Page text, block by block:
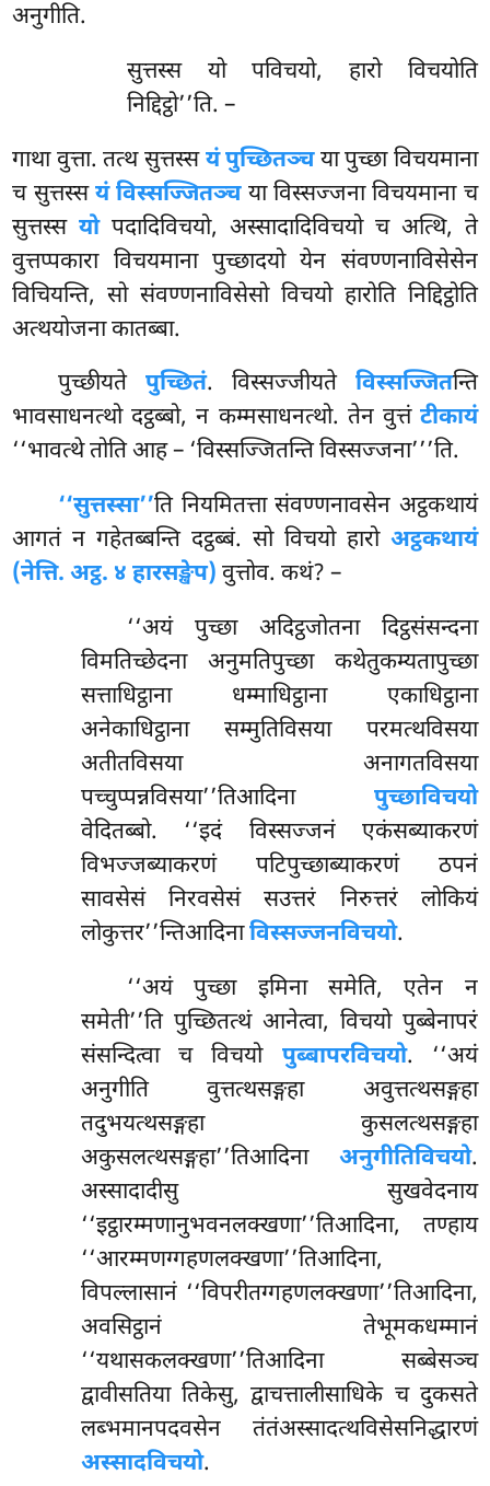
अनुगीति.
सुत्तस्स यो पविचयो, हारो विचयोति
निद्दिट्ठो’’ति. –
गाथावुत्ता. तत्थ सुत्तस्सयं पुच्छितञ्चया पुच्छा विचयमाना
च सुत्तस्सयं विस्सज्जितञ्चया विस्सज्जना विचयमाना च
सुत्तस्सयोपदादिविचयो, अस्सादादिविचयो च अत्थि, ते
वुत्तप्पकारा विचयमाना पुच्छादयो येन संवण्णनाविसेसेन
विचियन्ति, सो संवण्णनाविसेसो विचयो हारोति निद्दिट्ठोति
अत्थयोजना कातब्बा.
पुच्छीयते पुच्छितं. विस्सज्जीयते विस्सज्जितन्ति
भावसाधनत्थो दट्ठब्बो, न कम्मसाधनत्थो. तेन वुत्तं टीकायं
‘‘भावत्थे तोति आह – ‘विस्सज्जितन्ति विस्सज्जना’’’ति.
‘‘सुत्तस्सा’’ति नियमितत्ता संवण्णनावसेन अट्ठकथायं
आगतं न गहेतब्बन्ति दट्ठब्बं. सो विचयो हारो अट्ठकथायं
(नेत्ति. अट्ठ. ४ हारसङ्खेप) वुत्तोव. कथं? –
‘‘अयं पुच्छा अदिट्ठजोतना दिट्ठसंसन्दना
विमतिच्छेदना अनुमतिपुच्छा कथेतुकम्यतापुच्छा
सत्ताधिट्ठाना धम्माधिट्ठाना एकाधिट्ठाना
अनेकाधिट्ठाना सम्मुतिविसया परमत्थविसया
अतीतविसया अनागतविसया
पच्चुप्पन्नविसया’’तिआदिना पुच्छाविचयो
वेदितब्बो. ‘‘इदं विस्सज्जनं एकंसब्याकरणं
विभज्जब्याकरणं पटिपुच्छाब्याकरणं ठपनं
सावसेसं निरवसेसं सउत्तरं निरुत्तरं लोकियं
लोकुत्तर’’न्तिआदिनाविस्सज्जनविचयो.
‘‘अयं पुच्छा इमिना समेति, एतेन न
समेती’’ति पुच्छितत्थं आनेत्वा, विचयो पुब्बेनापरं
संसन्दित्वा च विचयो पुब्बापरविचयो. ‘‘अयं
अनुगीति वुत्तत्थसङ्गहा अवुत्तत्थसङ्गहा
तदुभयत्थसङ्गहा कुसलत्थसङ्गहा
अकुसलत्थसङ्गहा’’तिआदिना अनुगीतिविचयो.
अस्सादादीसु सुखवेदनाय
‘‘इट्ठारम्मणानुभवनलक्खणा’’तिआदिना, तण्हाय
‘‘आरम्मणग्गहणलक्खणा’’तिआदिना,
विपल्लासानं ‘‘विपरीतग्गहणलक्खणा’’तिआदिना,
अवसिट्ठानं तेभूमकधम्मानं
‘‘यथासकलक्खणा’’तिआदिना सब्बेसञ्च
द्वावीसतिया तिकेसु, द्वाचत्तालीसाधिके च दुकसते
लब्भमानपदवसेन तंतंअस्सादत्थविसेसनिद्धारणं
अस्सादविचयो.